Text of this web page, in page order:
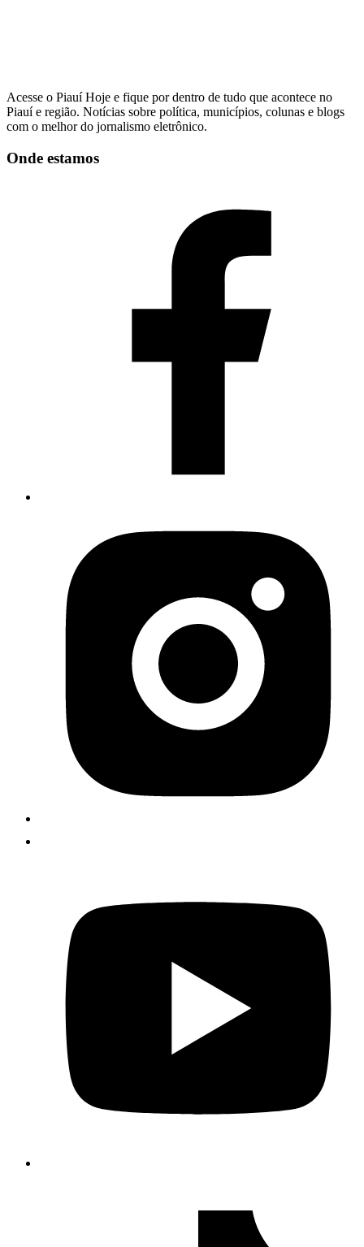
Acesse o Piauí Hoje e fique por dentro de tudo que acontece no
Piauí e região. Notícias sobre política, municípios, colunas e blogs
com o melhor do jornalismo eletrônico.
Onde estamos